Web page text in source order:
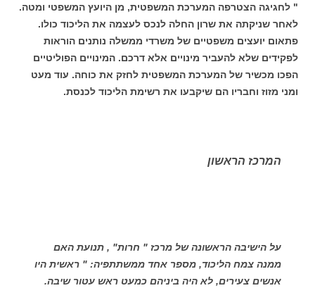
" לחגיגה הצטרפה המערכת המשפטית, מן היועץ המשפטי ומטה.
לאחר שניקתה את שרון החלה לנכס לעצמה את הליכוד כולו.
פתאום יועצים משפטיים של משרדי ממשלה נותנים הוראות
לפקידים שלא להעביר מינויים אלא דרכם. המינויים הפוליטיים
הפכו מכשיר של המערכת המשפטית לחזק את כוחה. עוד מעט
ומני מזוז וחבריו הם שיקבעו את רשימת הליכוד לכנסת.
המרכז הראשון
על הישיבה הראשונה של מרכז " חרות" , תנועת האם
ממנה צמח הליכוד, מספר אחד ממשתתפיה: " ראשית היו
אנשים צעירים, לא היה ביניהם כמעט ראש עטור שיבה.